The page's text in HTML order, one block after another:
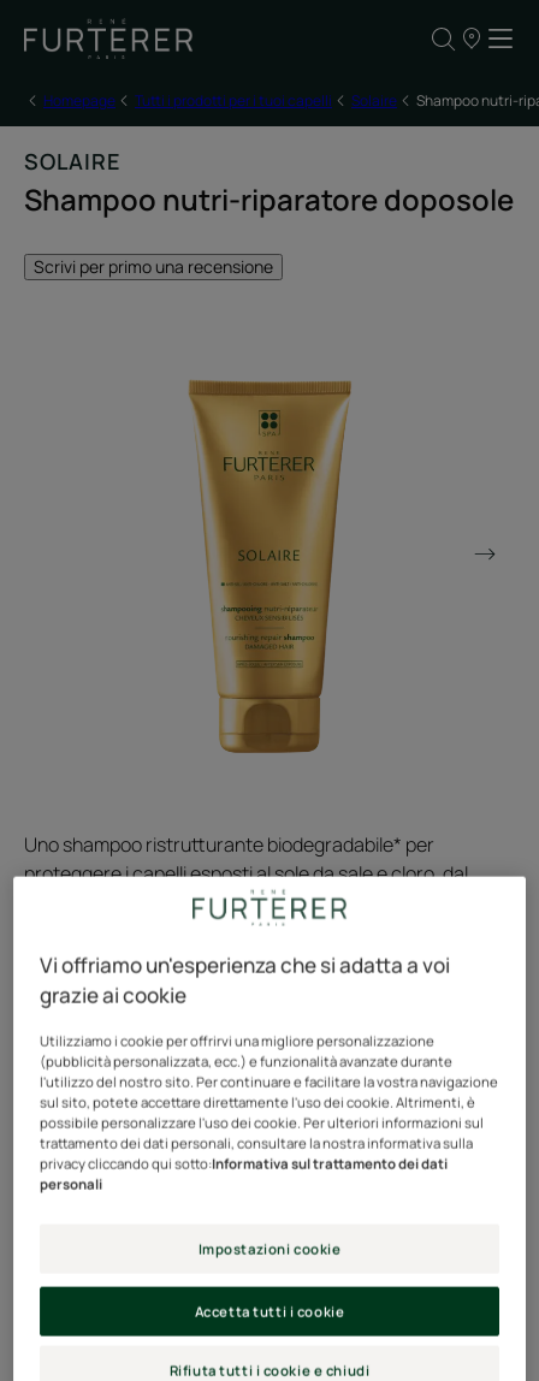
vendita
Homepage Tutti i prodotti per i tuoi capelli Solaire Shampoo nutri-
SOLAIRE
Shampoo nutri-riparatore doposole
Scrivi per primo una recensione
Uno shampoo ristrutturante biodegradabile* per
proteggere i capelli esposti al sole da sale e cloro, dal
profumo divino. Uso frequente.
*secondo la norma OECD 301B
Trio di principi attivi nutritivi e ristrutturanti
Principi attivi 100% naturali, Formula biodegradabile* ,
senza siliconi.
*secondo la norma OECD 301B
Tubo
Esigenze
Nutrimento - Protezione solare
Vi offriamo un'esperienza che si adatta a voi
grazie ai cookie
Utilizziamo i cookie per offrirvi una migliore personalizzazione
(pubblicità personalizzata, ecc.) e funzionalità avanzate durante
l'utilizzo del nostro sito. Per continuare e facilitare la vostra navigazione
sul sito, potete accettare direttamente l'uso dei cookie. Altrimenti, è
possibile personalizzare l'uso dei cookie. Per ulteriori informazioni sul
trattamento dei dati personali, consultare la nostra informativa sulla
privacy cliccando qui sotto:Informativa sul trattamento dei dati
personali
Impostazioni cookie
Rifiuta tutti i cookie e chiudi
Accetta tutti i cookie